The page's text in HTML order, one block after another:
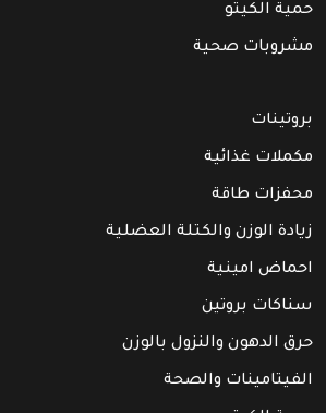
حمية الكيتو
مشروبات صحية
بروتينات
مكملات غذائية
محفزات طاقة
زيادة الوزن والكتلة العضلية
احماض امينية
سناكات بروتين
حرق الدهون والنزول بالوزن
الفيتامينات والصحة